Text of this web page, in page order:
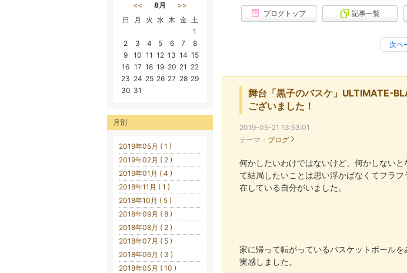
ブログトップ 記事一覧
次ペ
舞台「黒子のバスケ」ULTIMATE-
ございました！
2019-05-21 13:53:01
テーマ： ブログ
何かしたいわけではないけど、何かしない
て結局したいことは思い浮かばなくてフラ
在している自分がいました。
家に帰って転がっているバスケットボールを
実感しました。
<< 8月
>>
日
月 火 水 木 金 土
1
2
3 4 5 6 7
8
9
10 11 12 13 14 15
16 17 18 19 20 21 22
23 24 25 26 27 28 29
30 31
月別
2019年05月 ( 1 )
2019年02月 ( 2 )
2019年01月 ( 4 )
2018年11月 ( 1 )
2018年10月 ( 5 )
2018年09月 ( 8 )
2018年08月 ( 2 )
2018年07月 ( 5 )
2018年06月 ( 3 )
2018年05月 ( 10 )